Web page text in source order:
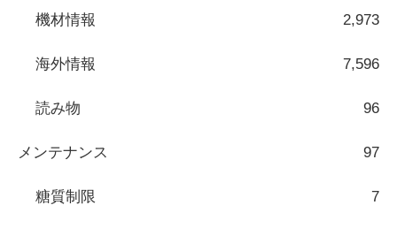
機材情報 2,973
海外情報 7,596
読み物 96
メンテナンス 97
糖質制限 7